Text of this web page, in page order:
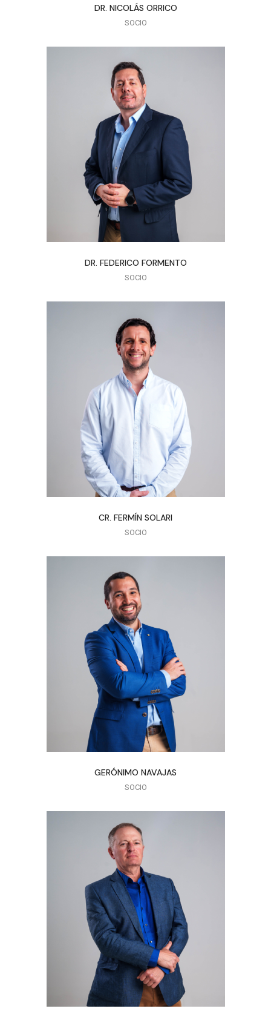
DR. NICOLÁS ORRICO
SOCIO
DR. FEDERICO FORMENTO
SOCIO
CR. FERMÍN SOLARI
SOCIO
GERÓNIMO NAVAJAS
SOCIO